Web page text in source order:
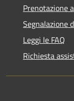
Prenotazione
Segnalazione
Leggi le FAQ
Richiesta